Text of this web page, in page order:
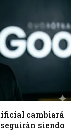
cambiará
siendo